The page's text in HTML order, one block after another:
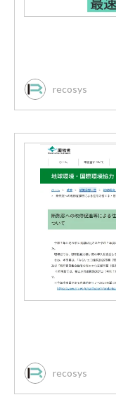
recosys
recosys